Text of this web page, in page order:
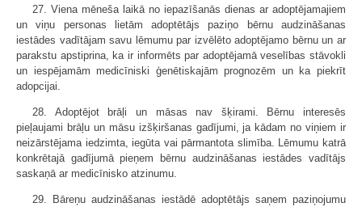
27. Viena mēneša laikā no iepazīšanās dienas ar adoptējamajiem
un viņu personas lietām adoptētājs paziņo bērnu audzināšanas
iestādes vadītājam savu lēmumu par izvēlēto adoptējamo bērnu un ar
parakstu apstiprina, ka ir informēts par adoptējamā veselības stāvokli
un iespējamām medicīniski ģenētiskajām prognozēm un ka piekrīt
adopcijai.
28. Adoptējot brāļi un māsas nav šķirami. Bērnu interesēs
pieļaujami brāļu un māsu izšķiršanas gadījumi, ja kādam no viņiem ir
neizārstējama iedzimta, iegūta vai pārmantota slimība. Lēmumu katrā
konkrētajā gadījumā pieņem bērnu audzināšanas iestādes vadītājs
saskaņā ar medicīnisko atzinumu.
29. Bāreņu audzināšanas iestādē adoptētājs saņem paziņojumu